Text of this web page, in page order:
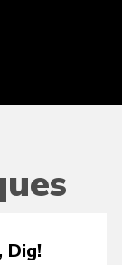
Dig!